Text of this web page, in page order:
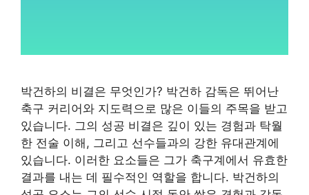
박건하의 비결은 무엇인가? 박건하 감독은 뛰어난
축구 커리어와 지도력으로 많은 이들의 주목을 받고
있습니다. 그의 성공 비결은 깊이 있는 경험과 탁월
한 전술 이해, 그리고 선수들과의 강한 유대관계에
있습니다. 이러한 요소들은 그가 축구계에서 유효한
결과를 내는 데 필수적인 역할을 합니다. 박건하의